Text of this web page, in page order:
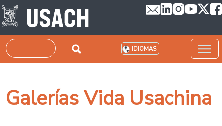
Pasar al contenido principal
Buscar IDIOMAS
Galerías Vida Usachina